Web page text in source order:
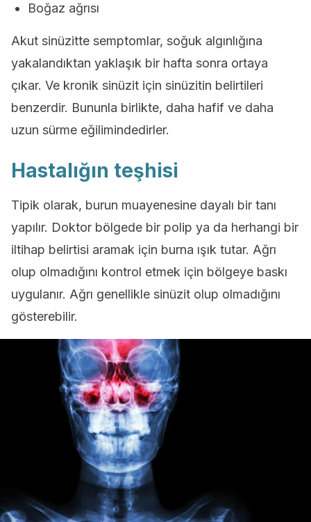
Boğaz ağrısı
Akut sinüzitte semptomlar, soğuk algınlığına
yakalandıktan yaklaşık bir hafta sonra ortaya
çıkar. Ve kronik sinüzit için sinüzitin belirtileri
benzerdir. Bununla birlikte, daha hafif ve daha
uzun sürme eğilimindedirler.
Hastalığın teşhisi
Tipik olarak, burun muayenesine dayalı bir tanı
yapılır. Doktor bölgede bir polip ya da herhangi bir
iltihap belirtisi aramak için burna ışık tutar. Ağrı
olup olmadığını kontrol etmek için bölgeye baskı
uygulanır. Ağrı genellikle sinüzit olup olmadığını
gösterebilir.